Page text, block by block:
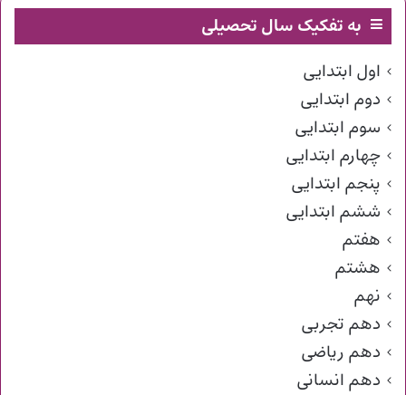
به تفکیک سال تحصیلی
اول ابتدایی
دوم ابتدایی
سوم ابتدایی
چهارم ابتدایی
پنجم ابتدایی
ششم ابتدایی
هفتم
هشتم
نهم
دهم تجربی
دهم ریاضی
دهم انسانی